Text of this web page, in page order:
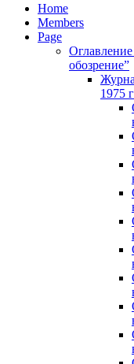
Home
Members
Page
обозрение”
1975